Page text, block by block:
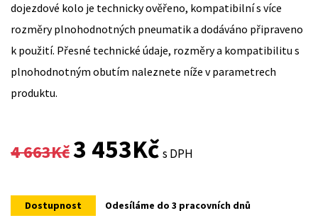
dojezdové kolo je technicky ověřeno, kompatibilní s více
rozměry plnohodnotných pneumatik a dodáváno připraveno
k použití. Přesné technické údaje, rozměry a kompatibilitu s
plnohodnotným obutím naleznete níže v parametrech
produktu.
4 663Kč
Original
was:
3 453KčCurrent
is:
s DPH
Dostupnost Odesíláme do 3 pracovních dnů